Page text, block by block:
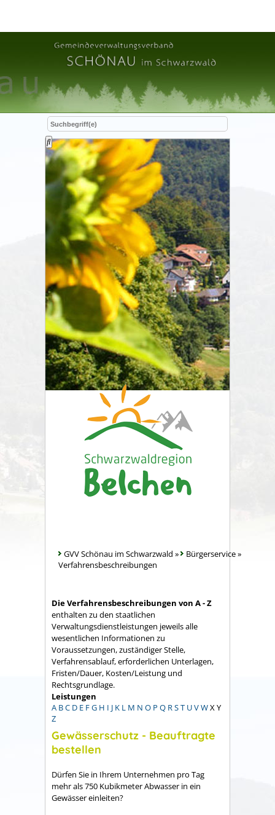
GVV Schönau im Schwarzwald » Bürgerservice»
Verfahrensbeschreibungen
Die Verfahrensbeschreibungen von A - Z
enthalten zu den staatlichen
Verwaltungsdienstleistungen jeweils alle
wesentlichen Informationen zu
Voraussetzungen, zuständiger Stelle,
Verfahrensablauf, erforderlichen Unterlagen,
Fristen/Dauer, Kosten/Leistung und
Rechtsgrundlage.
Leistungen
A BC D E FG H I J K L M N O P Q RST UVWX Y
Z
Gewässerschutz - Beauftragte
bestellen
Dürfen Sie in Ihrem Unternehmen pro Tag
mehr als 750 Kubikmeter Abwasser in ein
Gewässer einleiten?